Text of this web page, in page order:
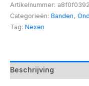
Artikelnummer:
Categorieën: Banden,
Tag: Nexen
Beschrijving